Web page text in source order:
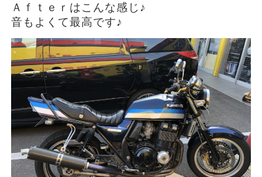
Ａｆｔｅｒはこんな感じ♪
音もよくて最高です♪